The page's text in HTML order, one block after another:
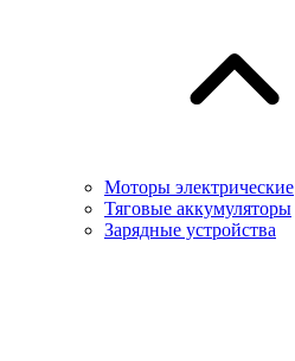
Моторы электрические
Тяговые аккумуляторы
Зарядные устройства